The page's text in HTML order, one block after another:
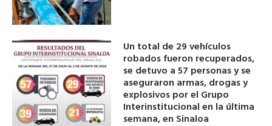
Un total de 29 vehículos
robados fueron recuperados,
se detuvo a 57 personas y se
aseguraron armas, drogas y
explosivos por el Grupo
Interinstitucional en la última
semana, en Sinaloa